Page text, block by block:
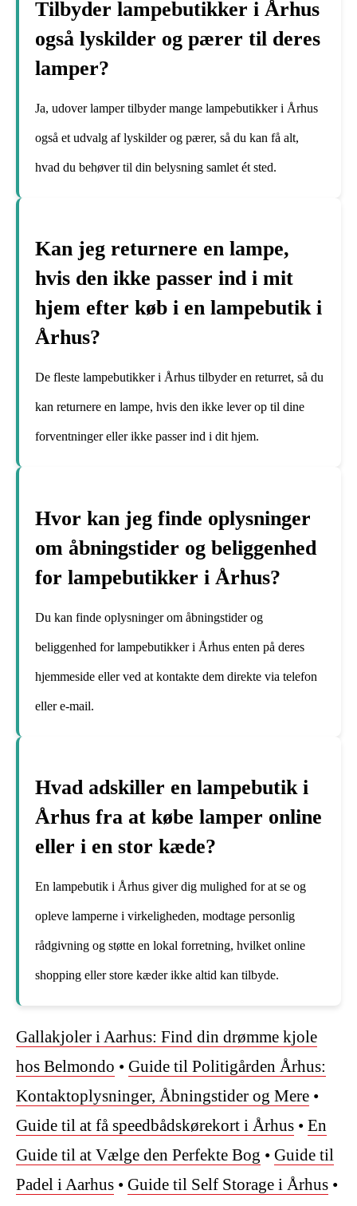
Tilbyder lampebutikker i Århus
også lyskilder og pærer til deres
lamper?
Ja, udover lamper tilbyder mange lampebutikker i Århus
også et udvalg af lyskilder og pærer, så du kan få alt,
hvad du behøver til din belysning samlet ét sted.
Kan jeg returnere en lampe,
hvis den ikke passer ind i mit
hjem efter køb i en lampebutik i
Århus?
De fleste lampebutikker i Århus tilbyder en returret, så du
kan returnere en lampe, hvis den ikke lever op til dine
forventninger eller ikke passer ind i dit hjem.
Hvor kan jeg finde oplysninger
om åbningstider og beliggenhed
for lampebutikker i Århus?
Du kan finde oplysninger om åbningstider og
beliggenhed for lampebutikker i Århus enten på deres
hjemmeside eller ved at kontakte dem direkte via telefon
eller e-mail.
Hvad adskiller en lampebutik i
Århus fra at købe lamper online
eller i en stor kæde?
En lampebutik i Århus giver dig mulighed for at se og
opleve lamperne i virkeligheden, modtage personlig
rådgivning og støtte en lokal forretning, hvilket online
shopping eller store kæder ikke altid kan tilbyde.
Gallakjoler i Aarhus: Find din drømme kjole
hos Belmondo • Guide til Politigården Århus:
Kontaktoplysninger, Åbningstider og Mere •
Guide til at få speedbådskørekort i Århus • En
Guide til at Vælge den Perfekte Bog • Guide til
Padel i Aarhus • Guide til Self Storage i Århus •